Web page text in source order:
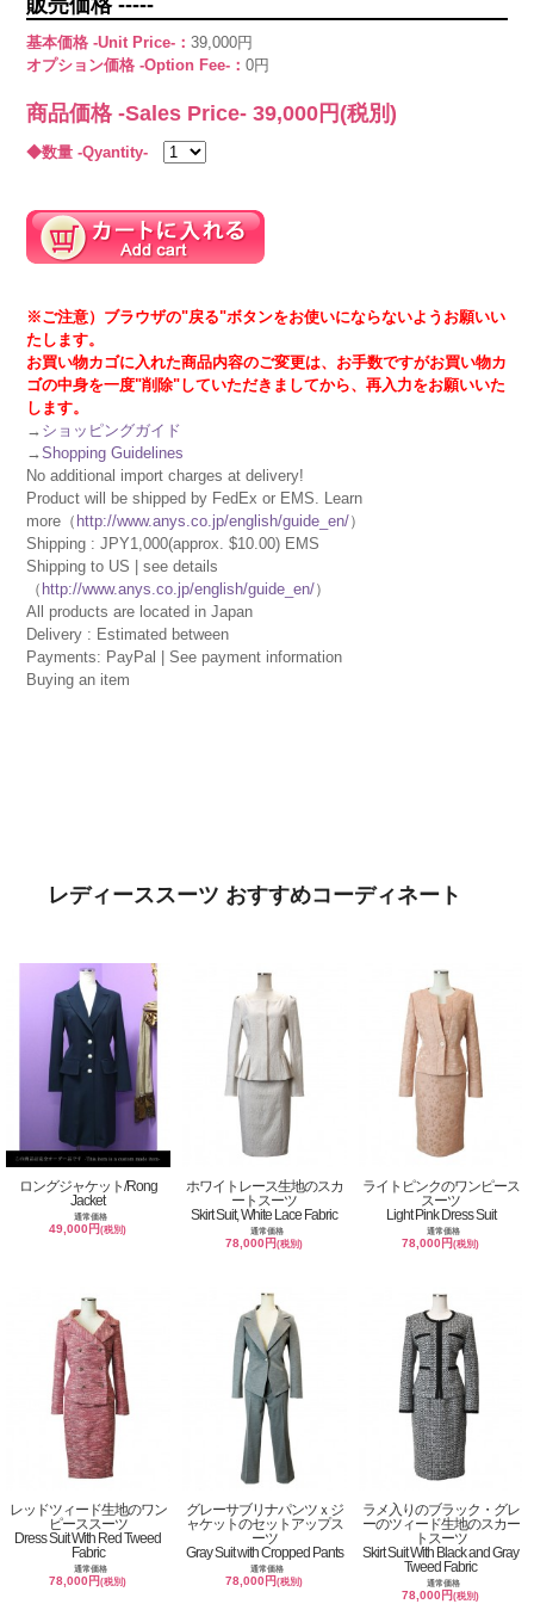
基本価格 -Unit Price-：39,000円
オプション価格 -Option Fee-：0円
商品価格 -Sales Price-39,000 円(税別)
◆数量 -Qyantity-
※ご注意）ブラウザの"戻る"ボタンをお使いにならないようお願いい
たします。
お買い物カゴに入れた商品内容のご変更は、お手数ですがお買い物カ
ゴの中身を一度"削除"していただきましてから、再入力をお願いいた
します。
→ ショッピングガイド
→Shopping Guidelines
No additional import charges at delivery!
Product will be shipped by FedEx or EMS. Learn
more（ http://www.anys.co.jp/english/guide_en/）
Shipping : JPY1,000(approx. $10.00) EMS
Shipping to US | see details
（ http://www.anys.co.jp/english/guide_en/）
All products are located in Japan
Delivery : Estimated between
Payments: PayPal | See payment information
Buying an item
レディーススーツ おすすめコーディネート
ロングジャケット/Rong
Jacket
通常価格
49,000円(税別)
ホワイトレース生地のスカ
ートスーツ
Skirt Suit, White Lace Fabric
通常価格
78,000円(税別)
ライトピンクのワンピース
スーツ
Light Pink Dress Suit
通常価格
78,000円(税別)
レッドツィード生地のワン
ピーススーツ
Dress Suit With Red Tweed
Fabric
通常価格
78,000円(税別)
グレーサブリナパンツｘジ
ャケットのセットアップス
ーツ
Gray Suit with Cropped Pants
通常価格
78,000円(税別)
ラメ入りのブラック・グレ
ーのツィード生地のスカー
トスーツ
Skirt Suit With Black and Gray
Tweed Fabric
通常価格
78,000円(税別)